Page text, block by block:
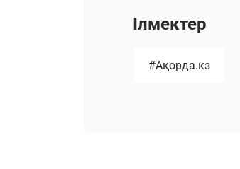
Ілмектер
#Ақорда.кз